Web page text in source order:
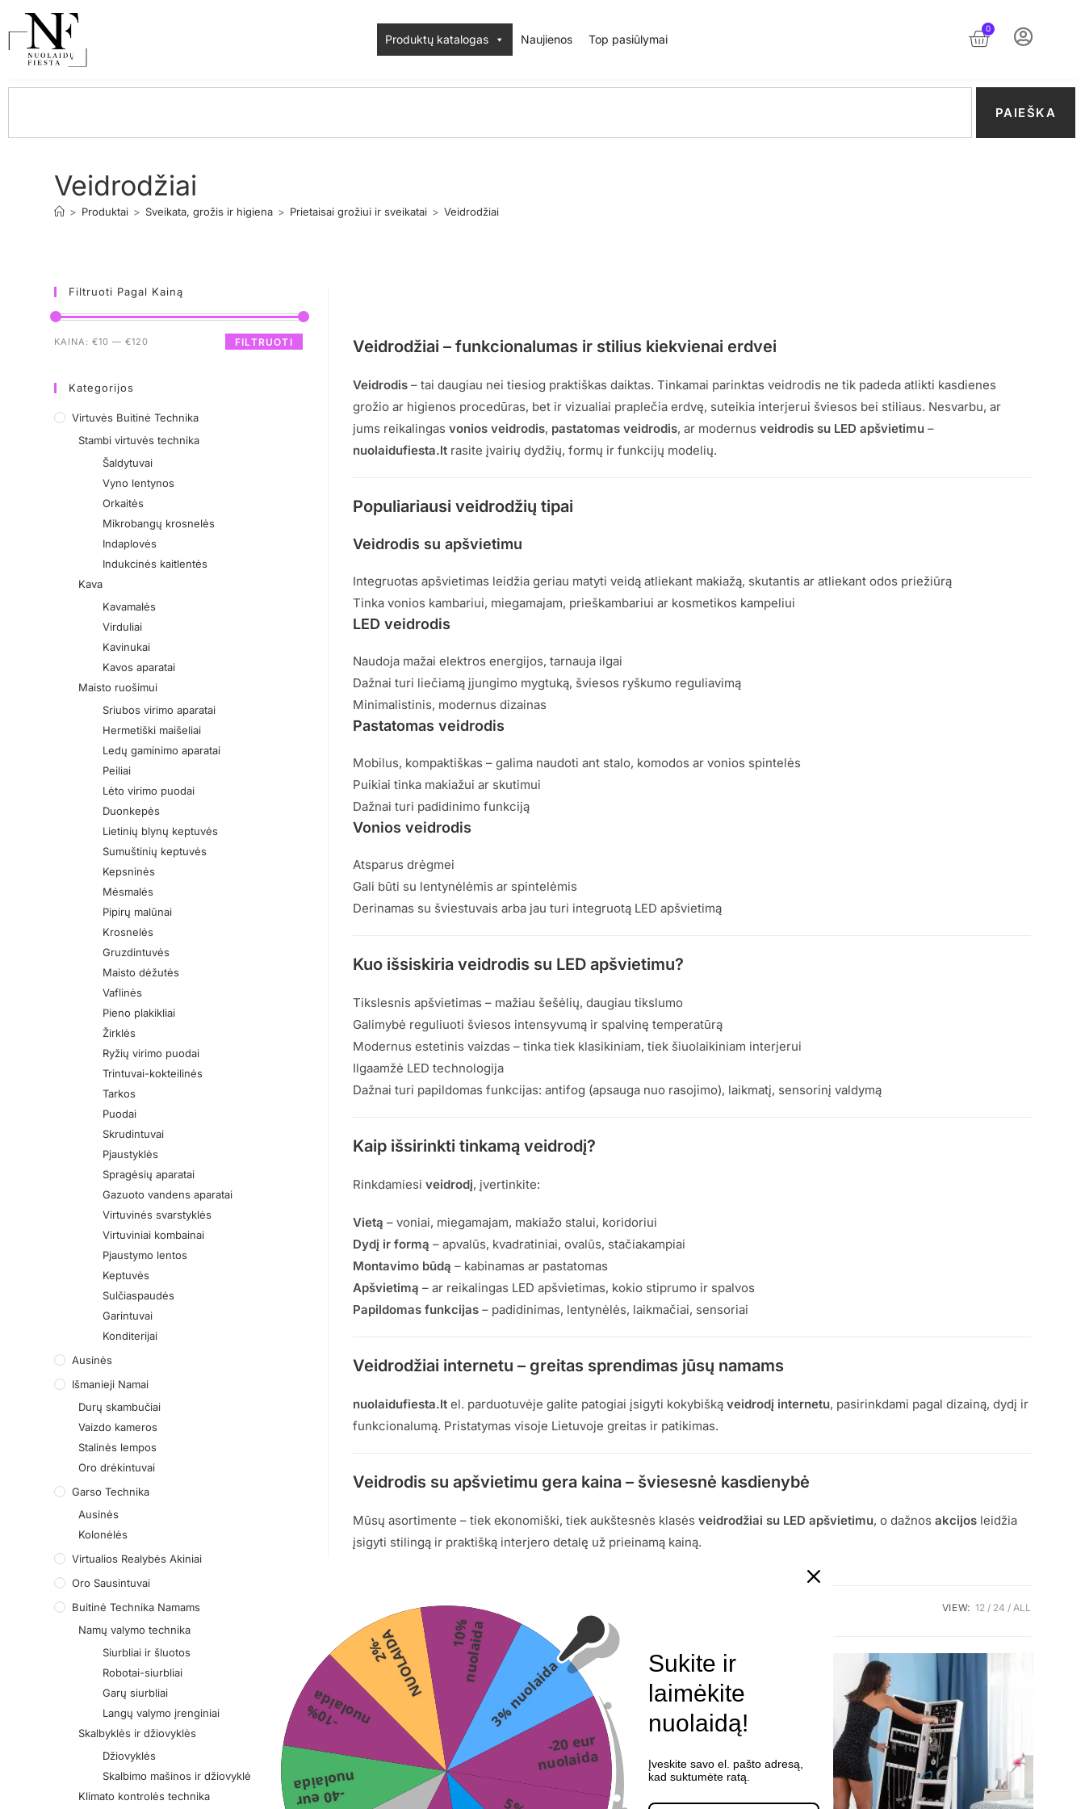
Produktų katalogas Naujienos Top pasiūlymai
0
PAIEŠKA
Veidrodžiai
> Produktai > Sveikata, grožis ir higiena > Prietaisai grožiui ir sveikatai > Veidrodžiai
Veidrodžiai – funkcionalumas ir stilius kiekvienai erdvei
Veidrodis– tai daugiau nei tiesiog praktiškas daiktas. Tinkamai parinktas veidrodis ne tik padeda atlikti kasdienes
grožio ar higienos procedūras, bet ir vizualiai praplečia erdvę, suteikia interjerui šviesos bei stiliaus. Nesvarbu, ar
jums reikalingas vonios veidrodis, pastatomas veidrodis, ar modernus veidrodis su LED apšvietimu–
nuolaidufiesta.ltrasite įvairių dydžių, formų ir funkcijų modelių.
Populiariausi veidrodžių tipai
Veidrodis su apšvietimu
Integruotas apšvietimas leidžia geriau matyti veidą atliekant makiažą, skutantis ar atliekant odos priežiūrą
Tinka vonios kambariui, miegamajam, prieškambariui ar kosmetikos kampeliui
LED veidrodis
Naudoja mažai elektros energijos, tarnauja ilgai
Dažnai turi liečiamą įjungimo mygtuką, šviesos ryškumo reguliavimą
Minimalistinis, modernus dizainas
Pastatomas veidrodis
Mobilus, kompaktiškas – galima naudoti ant stalo, komodos ar vonios spintelės
Puikiai tinka makiažui ar skutimui
Dažnai turi padidinimo funkciją
Vonios veidrodis
Atsparus drėgmei
Gali būti su lentynėlėmis ar spintelėmis
Derinamas su šviestuvais arba jau turi integruotą LED apšvietimą
Kuo išsiskiria veidrodis su LED apšvietimu?
Tikslesnis apšvietimas – mažiau šešėlių, daugiau tikslumo
Galimybė reguliuoti šviesos intensyvumą ir spalvinę temperatūrą
Modernus estetinis vaizdas – tinka tiek klasikiniam, tiek šiuolaikiniam interjerui
Ilgaamžė LED technologija
Dažnai turi papildomas funkcijas: antifog (apsauga nuo rasojimo), laikmatį, sensorinį valdymą
Kaip išsirinkti tinkamą veidrodį?
Rinkdamiesi veidrodį, įvertinkite:
Vietą – voniai, miegamajam, makiažo stalui, koridoriui
Dydį ir formą – apvalūs, kvadratiniai, ovalūs, stačiakampiai
Montavimo būdą – kabinamas ar pastatomas
Apšvietimą – ar reikalingas LED apšvietimas, kokio stiprumo ir spalvos
Papildomas funkcijas– padidinimas, lentynėlės, laikmačiai, sensoriai
Veidrodžiai internetu – greitas sprendimas jūsų namams
nuolaidufiesta.ltel. parduotuvėje galite patogiai įsigyti kokybišką veidrodį internetu, pasirinkdami pagal dizainą, dydį ir
funkcionalumą. Pristatymas visoje Lietuvoje greitas ir patikimas.
Veidrodis su apšvietimu gera kaina – šviesesnė kasdienybė
Mūsų asortimente – tiek ekonomiški, tiek aukštesnės klasės veidrodžiai su LED apšvietimu, o dažnos akcijosleidžia
įsigyti stilingą ir praktišką interjero detalę už prieinamą kainą.
Numatytasis rikiavimas VIEW: 12 24 ALL
AKCIJA!
Filtruoti Pagal Kainą
FILTRUOTI
KAINA:€10 —€120
Kategorijos
Virtuvės Buitinė Technika
Stambi virtuvės technika
Šaldytuvai
Vyno lentynos
Orkaitės
Mikrobangų krosnelės
Indaplovės
Indukcinės kaitlentės
Kava
Kavamalės
Virduliai
Kavinukai
Kavos aparatai
Maisto ruošimui
Sriubos virimo aparatai
Hermetiški maišeliai
Ledų gaminimo aparatai
Peiliai
Lėto virimo puodai
Duonkepės
Lietinių blynų keptuvės
Sumuštinių keptuvės
Kepsninės
Mėsmalės
Pipirų malūnai
Krosnelės
Gruzdintuvės
Maisto dėžutės
Vaflinės
Pieno plakikliai
Žirklės
Ryžių virimo puodai
Trintuvai-kokteilinės
Tarkos
Puodai
Skrudintuvai
Pjaustyklės
Spragėsių aparatai
Gazuoto vandens aparatai
Virtuvinės svarstyklės
Virtuviniai kombainai
Pjaustymo lentos
Keptuvės
Sulčiaspaudės
Garintuvai
Konditerijai
Ausinės
Išmanieji Namai
Durų skambučiai
Vaizdo kameros
Stalinės lempos
Oro drėkintuvai
Garso Technika
Ausinės
Kolonėlės
Virtualios Realybės Akiniai
Oro Sausintuvai
Buitinė Technika Namams
Namų valymo technika
Siurbliai ir šluotos
Robotai-siurbliai
Garų siurbliai
Langų valymo įrenginiai
Skalbyklės ir džiovyklės
Džiovyklės
Skalbimo mašinos ir džiovyklės
Klimato kontrolės technika
3% nuolaida
-20 eur
nuolaida
-40 eur
nuolaida
-
1
0
%
n
u
o
l
a
i
d
a
2
%
-
N
U
O
L
A
I
D
A 1
0
%
n
u
o
l
a
i
d
a
Sukite ir
laimėkite
nuolaidą!
Įveskite savo el. pašto adresą,
kad suktumėte ratą.